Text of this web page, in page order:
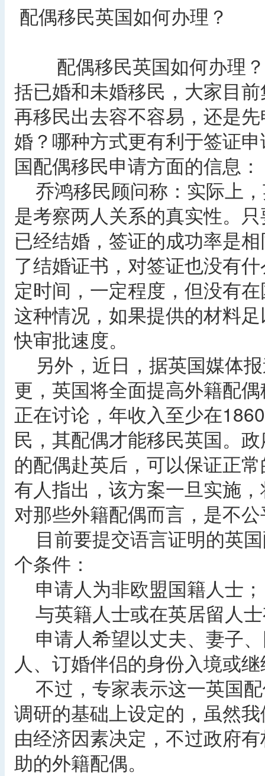
配偶移民英国如何办理？
配偶移民英国如何办理？
括已婚和未婚移民，大家目
再移民出去容不容易，还是
婚？哪种方式更有利于签证
国配偶移民申请方面的信息：
乔鸿移民顾问称：实际上
是考察两人关系的真实性。
已经结婚，签证的成功率是
了结婚证书，对签证也没有
定时间，一定程度，但没有
这种情况，如果提供的材料
快审批速度。
另外，近日，据英国媒体
更，英国将全面提高外籍配
正在讨论，年收入至少在
民，其配偶才能移民英国。
的配偶赴英后，可以保证正
有人指出，该方案一旦实施
对那些外籍配偶而言，是不
目前要提交语言证明的英
个条件：
申请人为非欧盟国籍人士；
与英籍人士或在英居留人
申请人希望以丈夫、妻子
人、订婚伴侣的身份入境或
不过，专家表示这一英国
调研的基础上设定的，虽然
由经济因素决定，不过政府
助的外籍配偶。